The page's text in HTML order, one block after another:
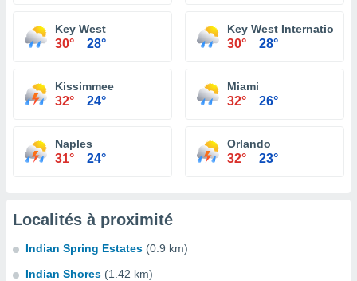
Key West
30° 28°
Key West International
30° 28°
Kissimmee
32° 24°
Miami
32° 26°
Naples
31° 24°
Orlando
32° 23°
Localités à proximité
Indian Spring Estates (0.9 km)
Indian Shores (1.42 km)